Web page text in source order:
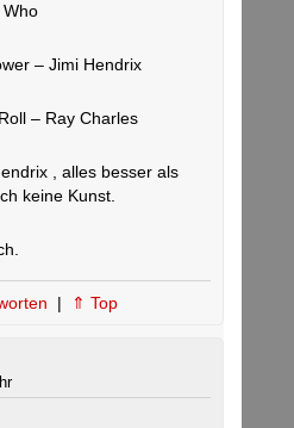
– Jimi Hendrix
– Ray Charles
, alles besser als
keine Kunst.
| ⇑ Top